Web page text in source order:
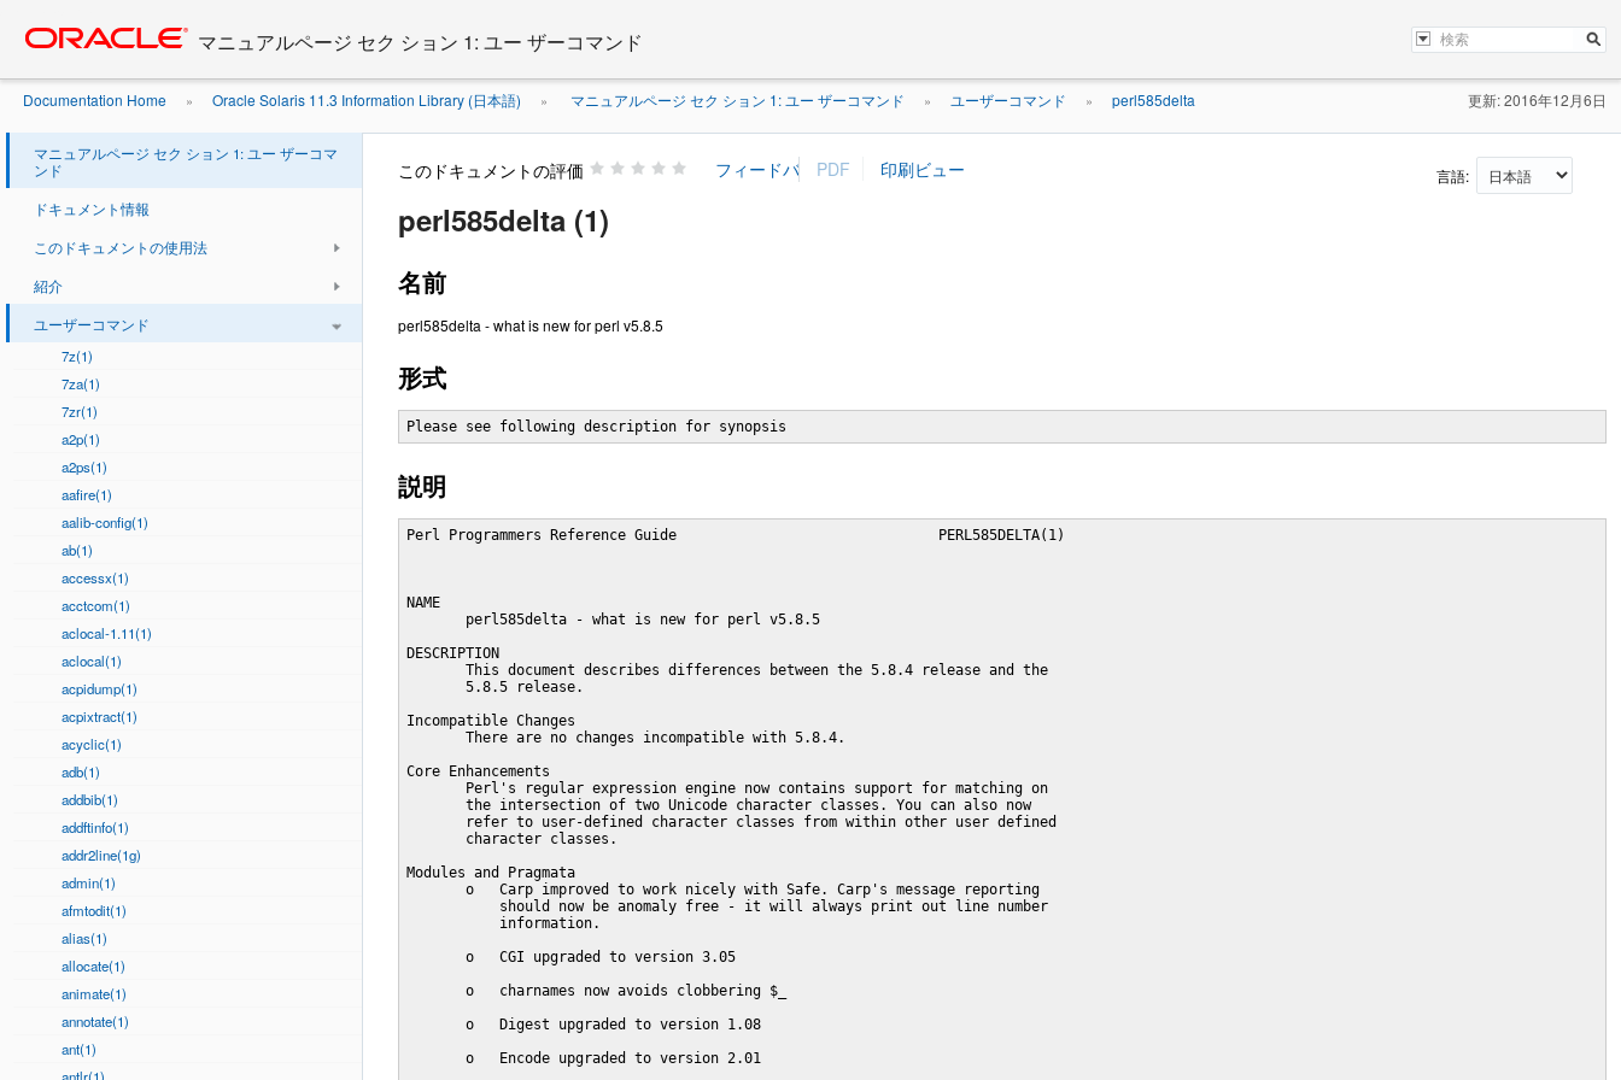
content
マニュアルページ セク ション 1: ユー ザーコマンド
Documentation Home » Oracle Solaris 11.3 Information Library (日本語) » マニュアルページ セク ション 1: ユー ザーコマンド » ユーザーコマンド » perl585delta 更新: 2016年12月6日
マニュアルページ セク ション 1: ユー ザーコマ
ンド
ドキュメント情報
このドキュメントの使用法
紹介
ユーザーコマンド
7z(1)
7za(1)
7zr(1)
a2p(1)
a2ps(1)
aafire(1)
aalib-config(1)
ab(1)
accessx(1)
acctcom(1)
aclocal-1.11(1)
aclocal(1)
acpidump(1)
acpixtract(1)
acyclic(1)
adb(1)
addbib(1)
addftinfo(1)
addr2line(1g)
admin(1)
afmtodit(1)
alias(1)
allocate(1)
animate(1)
annotate(1)
ant(1)
このドキュメントの評価 言語:
perl585delta (1)
名前
perl585delta - what is new for perl v5.8.5
形式
Please see following description for synopsis
説明
Perl Programmers Reference Guide                               PERL585DELTA(1)
NAME
       perl585delta - what is new for perl v5.8.5
DESCRIPTION
       This document describes differences between the 5.8.4 release and the
       5.8.5 release.
Incompatible Changes
       There are no changes incompatible with 5.8.4.
Core Enhancements
       Perl's regular expression engine now contains support for matching on
       the intersection of two Unicode character classes. You can also now
       refer to user-defined character classes from within other user defined
       character classes.
Modules and Pragmata
       o   Carp improved to work nicely with Safe. Carp's message reporting
           should now be anomaly free - it will always print out line number
           information.
       o   CGI upgraded to version 3.05
       o   charnames now avoids clobbering $_
       o   Digest upgraded to version 1.08
       o   Encode upgraded to version 2.01